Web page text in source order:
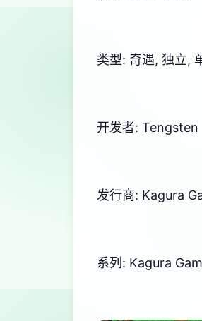
类型: 奇遇, 独立,
开发者: Tengsten
发行商: Kagura
系列: Kagura